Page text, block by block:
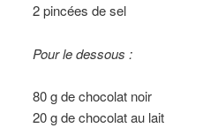
2 pincées de sel
Pour le dessous :
80 g de chocolat noir
20 g de chocolat au lait